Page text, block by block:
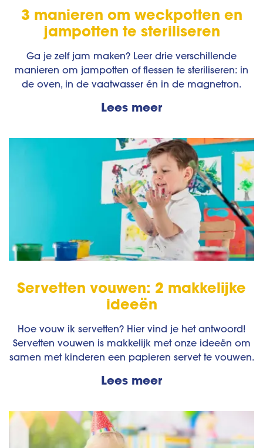
3 manieren om weckpotten en
jampotten te steriliseren
Ga je zelf jam maken? Leer drie verschillende
manieren om jampotten of flessen te steriliseren: in
de oven, in de vaatwasser én in de magnetron.
Lees meer
Servetten vouwen: 2 makkelijke
ideeën
Hoe vouw ik servetten? Hier vind je het antwoord!
Servetten vouwen is makkelijk met onze ideeën om
samen met kinderen een papieren servet te vouwen.
Lees meer